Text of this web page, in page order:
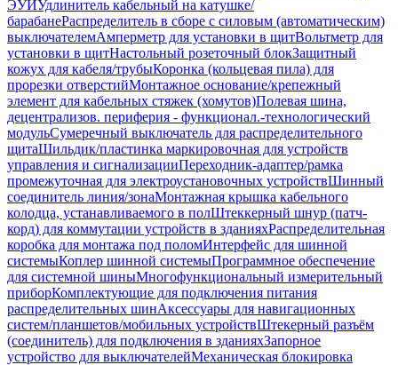
ЭУИУдлинитель кабельный на катушке/
барабанеРаспределитель в сборе с силовым (автоматическим)
выключателемАмперметр для установки в щитВольтметр для
установки в щитНастольный розеточный блокЗащитный
кожух для кабеля/трубыКоронка (кольцевая пила) для
прорезки отверстийМонтажное основание/крепежный
элемент для кабельных стяжек (хомутов)Полевая шина,
децентрализов. периферия - функционал.-технологический
модульСумеречный выключатель для распределительного
щитаШильдик/пластинка маркировочная для устройств
управления и сигнализацииПереходник-адаптер/рамка
промежуточная для электроустановочных устройствШинный
соединитель линия/зонаМонтажная крышка кабельного
колодца, устанавливаемого в полШтеккерный шнур (патч-
корд) для коммутации устройств в зданияхРаспределительная
коробка для монтажа под поломИнтерфейс для шинной
системыКоплер шинной системыПрограммное обеспечение
для системной шиныМногофункциональный измерительный
приборКомплектующие для подключения питания
распределительных шинАксессуары для навигационных
систем/планшетов/мобильных устройствШтекерный разъём
(соединитель) для подключения в зданияхЗапорное
устройство для выключателейМеханическая блокировка